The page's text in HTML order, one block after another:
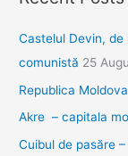
Castelul Devin,
comunistă 25
Republica
Akre – capitala
Cuibul de pasăre